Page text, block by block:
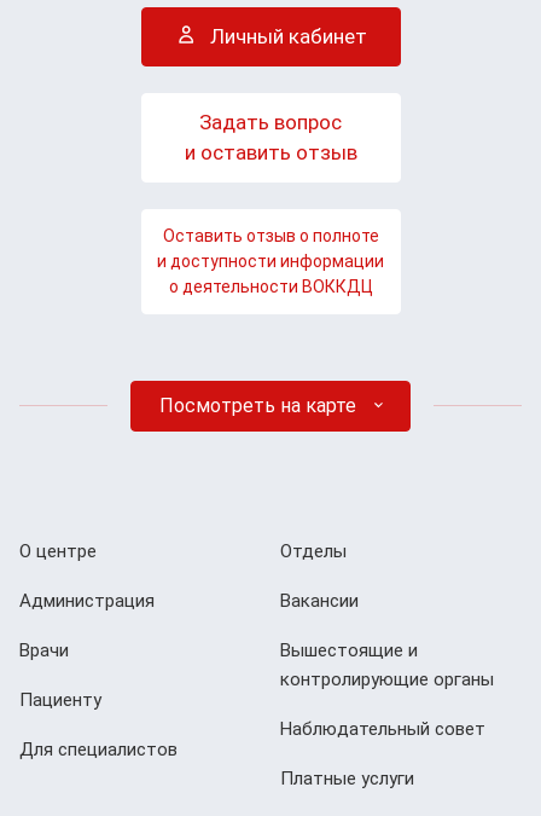
Личный кабинет
Задать вопрос
и оставить отзыв
Оставить отзыв о полноте
и доступности информации
о деятельности ВОККДЦ
Посмотреть на карте
О центре
Администрация
Врачи
Пациенту
Для специалистов
Отделы
Вакансии
Вышестоящие и
контролирующие органы
Наблюдательный совет
Платные услуги